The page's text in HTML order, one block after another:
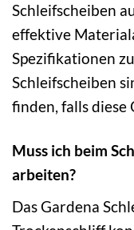
Schleifscheiben
effektive
Spezifikationen
Schleifscheiben
finden, falls diese
Muss ich beim
arbeiten?
Das Gardena